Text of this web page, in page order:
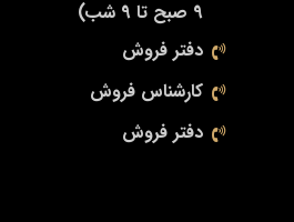
9 صبح تا 9 شب)
دفتر فروش
کارشناس فروش
دفتر فروش